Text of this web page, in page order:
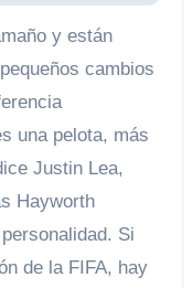
y están
cambios
una pelota, más
Justin Lea,
Hayworth
Si
de la FIFA, hay